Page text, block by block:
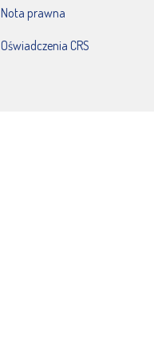
Nota prawna
Oświadczenia CRS